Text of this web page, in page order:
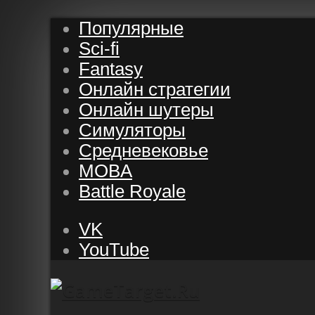
Популярные
Sci-fi
Fantasy
Онлайн стратегии
Онлайн шутеры
Симуляторы
Средневековье
MOBA
Battle Royale
VK
YouTube